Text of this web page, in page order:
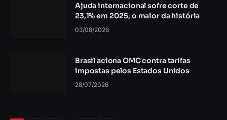
Ajuda internacional sofre corte de
23,1% em 2025, o maior da história
03/08/2026
Brasil aciona OMC contra tarifas
impostas pelos Estados Unidos
28/07/2026